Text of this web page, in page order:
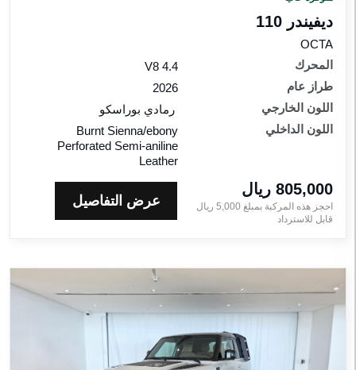
ديفيندر 110
OCTA
المحرك
4.4 V8
طراز عام
2026
اللون الخارجي
رمادي بوراسكو
اللون الداخلي
Burnt Sienna/ebony
Perforated Semi-aniline
Leather
805,000 ريال‎
احجز هذه المركبة بمبلغ 5,000 ريال‎
قابل للاسترداد
عرض التفاصيل
اللون
الخارجي
اللون
الداخلي
إعادة الضبط